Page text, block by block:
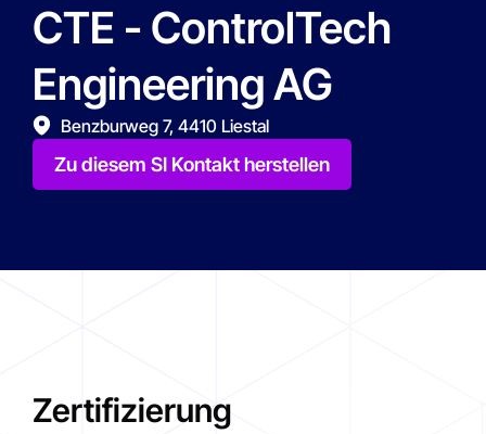
Wonach suchst du ?
CTE - ControlTech
Engineering AG
Benzburweg 7, 4410 Liestal
Zu diesem SI Kontakt herstellen
Zertifizierung